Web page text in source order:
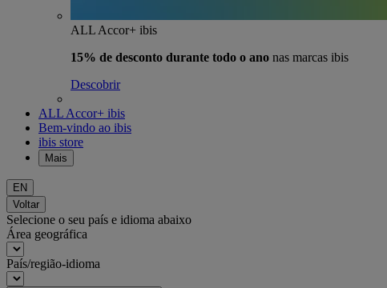
ALL Accor+ ibis
15% de desconto durante todo o ano nas marcas ibis
Descobrir
ALL Accor+ ibis
Bem-vindo ao ibis
ibis store
Mais
EN
Voltar
Selecione o seu país e idioma abaixo
Área geográfica
País/região-idioma